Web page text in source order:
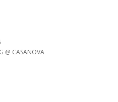
@ CASANOVA